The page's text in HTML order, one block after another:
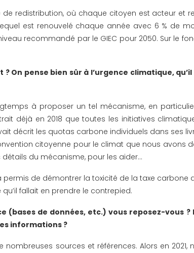
de redistribution, où chaque citoyen est acteur et
est renouvelé chaque année avec 6 % de
recommandé par le GIEC pour 2050. Sur le
On pense bien sûr à l’urgence climatique,
à proposer un tel mécanisme, en
déjà en 2018 que toutes les initiatives
décrit les quotas carbone individuels dans ses
citoyenne pour le climat que nous avons
du mécanisme, pour les aider…
permis de démontrer la toxicité de la taxe carbone
fallait en prendre le contrepied.
(bases de données, etc.) vous reposez-vous ?
informations ?
nombreuses sources et références. Alors en